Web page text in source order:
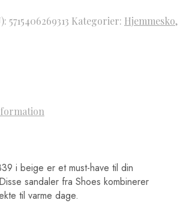
5715406269313 Kategorier: Hjemmesko,
i beige er et must-have til din
sandaler fra Shoes kombinerer
til varme dage.